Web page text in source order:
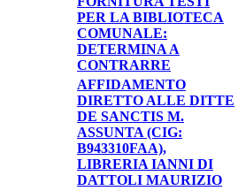
PER LA BIBLIOTECA
COMUNALE:
DETERMINA A
CONTRARRE
AFFIDAMENTO
DIRETTO ALLE DITTE
DE SANCTIS M.
ASSUNTA (CIG:
B943310FAA),
LIBRERIA IANNI DI
DATTOLI MAURIZIO